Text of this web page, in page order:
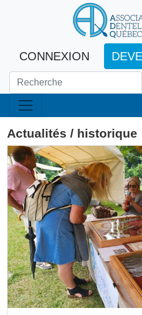
CONNEXION
Actualités / historique